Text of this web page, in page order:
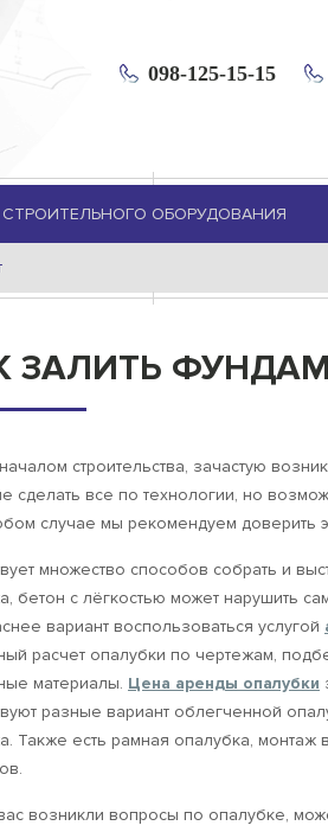
098-125-15-15
ОБОРУДОВАНИЯ
ЗАЛИТЬ
строительства, зачастую
сделать все по технологии, но
случае мы рекомендуем доверить
множество способов собрать и
бетон с лёгкостью может нарушить
вариант воспользоваться услугой
расчет опалубки по чертежам,
материалы. Цена аренды опалубки
разные вариант облегченной
Также есть рамная опалубка,
возникли вопросы по опалубке,